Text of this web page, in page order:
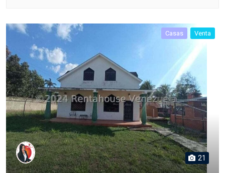
Casas Venta
21